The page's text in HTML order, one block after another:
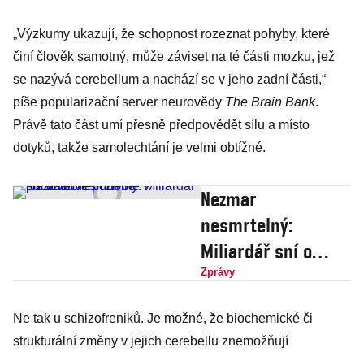
„Výzkumy ukazují, že schopnost rozeznat pohyby, které
činí člověk samotný, může záviset na té části mozku, jež
se nazývá cerebellum a nachází se v jeho zadní části,“
píše popularizační server neurovědy The Brain Bank.
Právě tato část umí přesně předpovědět sílu a místo
dotyků, takže samolechtání je velmi obtížné.
Nezmar
nesmrtelný:
Miliardář sní o
věčném životě v
Zprávy
Ne tak u schizofreniků. Je možné, že biochemické či
strukturální změny v jejich cerebellu znemožňují